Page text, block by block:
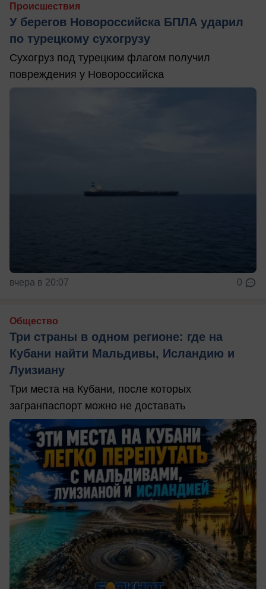
Происшествия
У берегов Новороссийска БПЛА ударил
по турецкому сухогрузу
Сухогруз под турецким флагом получил
повреждения у Новороссийска
вчера в 20:07 0
Общество
Три страны в одном регионе: где на
Кубани найти Мальдивы, Исландию и
Луизиану
Три места на Кубани, после которых
загранпаспорт можно не доставать